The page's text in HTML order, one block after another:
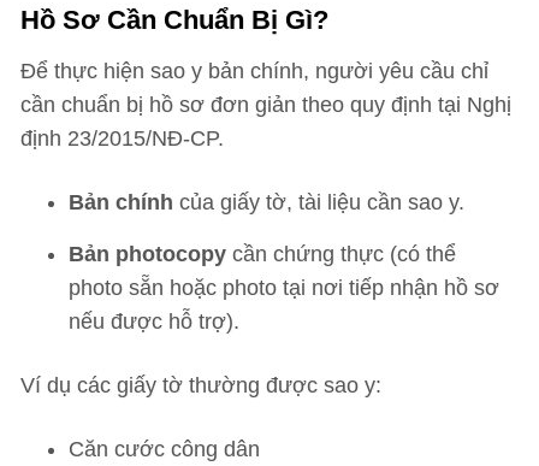
Hồ Sơ Cần Chuẩn Bị Gì?
Để thực hiện sao y bản chính, người yêu cầu chỉ
cần chuẩn bị hồ sơ đơn giản theo quy định tại Nghị
định 23/2015/NĐ-CP.
Bản chính của giấy tờ, tài liệu cần sao y.
Bản photocopy cần chứng thực (có thể
photo sẵn hoặc photo tại nơi tiếp nhận hồ sơ
nếu được hỗ trợ).
Ví dụ các giấy tờ thường được sao y:
Căn cước công dân